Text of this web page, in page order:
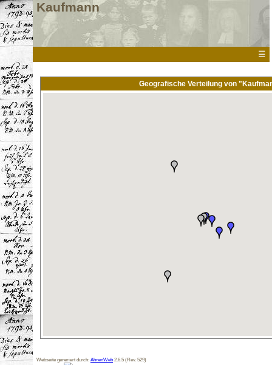
Kaufmann
☰
Geografische Verteilung von
Webseite generiert durch: AhnenWeb 2.6.5 (Rev. 529)